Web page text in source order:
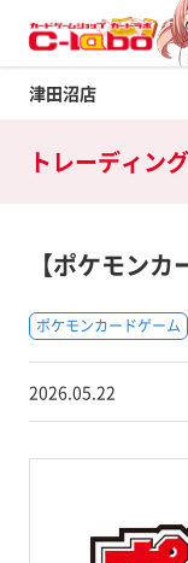
津田沼店
Twitter
トレーディン
【ポケモン
ポケモンカードゲーム
2026.05.22